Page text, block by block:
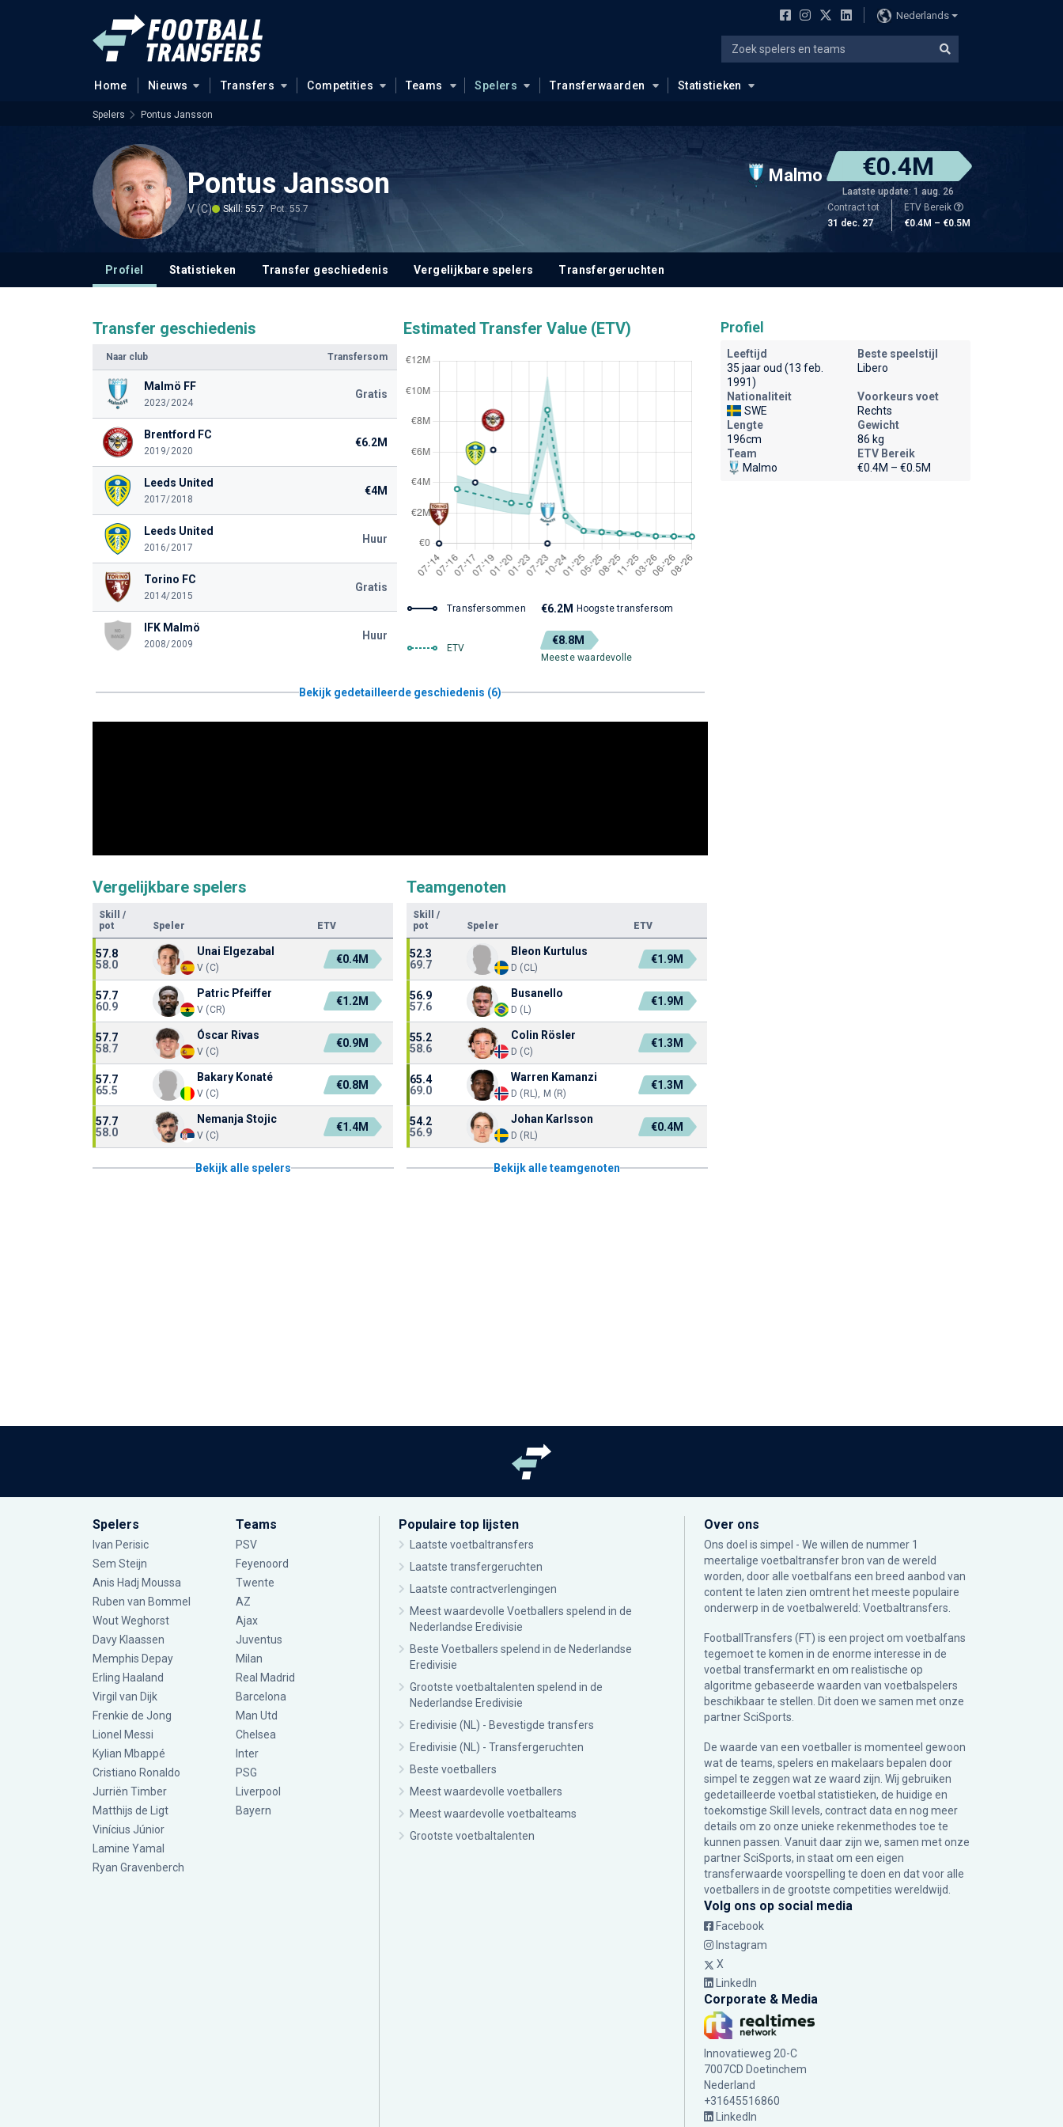
Nederlands
Home Nieuws Transfers Competities Teams Spelers Transferwaarden Statistieken
Spelers Pontus Jansson
Pontus Jansson
V (C) Skill: 55.7 Pot: 55.7
Malmo €0.4M
Laatste update: 1 aug. 26
Contract tot
31 dec. 27
ETV Bereik
€0.4M – €0.5M
Profiel Statistieken Transfer geschiedenis Vergelijkbare spelers Transfergeruchten
Transfer geschiedenis
Naar club Transfersom
Malmö FF
2023/2024
Gratis
Brentford FC
2019/2020
€6.2M
Leeds United
2017/2018
€4M
Leeds United
2016/2017
Huur
Torino FC
2014/2015
Gratis
IFK Malmö
2008/2009
Huur
Estimated Transfer Value (ETV)
Transfersommen €6.2M Hoogste transfersom
ETV
€8.8M
Meeste waardevolle
Bekijk gedetailleerde geschiedenis (6)
Vergelijkbare spelers
Skill
/
pot
Speler ETV
57.8
58.0
Unai Elgezabal
V (C)
€0.4M
57.7
60.9
Patric Pfeiffer
V (CR)
€1.2M
57.7
58.7
Óscar Rivas
V (C)
€0.9M
57.7
65.5
Bakary Konaté
V (C)
€0.8M
57.7
58.0
Nemanja Stojic
V (C)
€1.4M
Bekijk alle spelers
Teamgenoten
Skill
/
pot
Speler ETV
52.3
69.7
Bleon Kurtulus
D (CL)
€1.9M
56.9
57.6
Busanello
D (L)
€1.9M
55.2
58.6
Colin Rösler
D (C)
€1.3M
65.4
69.0
Warren Kamanzi
D (RL), M (R)
€1.3M
54.2
56.9
Johan Karlsson
D (RL)
€0.4M
Bekijk alle teamgenoten
Profiel
Leeftijd
35 jaar oud (13 feb.
1991)
Beste speelstijl
Libero
Nationaliteit
SWE
Voorkeurs voet
Rechts
Lengte
196cm
Gewicht
86 kg
Team
Malmo
ETV Bereik
€0.4M – €0.5M
Spelers
Ivan Perisic
Sem Steijn
Anis Hadj Moussa
Ruben van Bommel
Wout Weghorst
Davy Klaassen
Memphis Depay
Erling Haaland
Virgil van Dijk
Frenkie de Jong
Lionel Messi
Kylian Mbappé
Cristiano Ronaldo
Jurriën Timber
Matthijs de Ligt
Vinícius Júnior
Lamine Yamal
Ryan Gravenberch
Teams
PSV
Feyenoord
Twente
AZ
Ajax
Juventus
Milan
Real Madrid
Barcelona
Man Utd
Chelsea
Inter
PSG
Liverpool
Bayern
Populaire top lijsten
Laatste voetbaltransfers
Laatste transfergeruchten
Laatste contractverlengingen
Meest waardevolle Voetballers spelend in de
Nederlandse Eredivisie
Beste Voetballers spelend in de Nederlandse
Eredivisie
Grootste voetbaltalenten spelend in de
Nederlandse Eredivisie
Eredivisie (NL) - Bevestigde transfers
Eredivisie (NL) - Transfergeruchten
Beste voetballers
Meest waardevolle voetballers
Meest waardevolle voetbalteams
Grootste voetbaltalenten
Over ons
Ons doel is simpel - We willen de nummer 1
meertalige voetbaltransfer bron van de wereld
worden, door alle voetbalfans een breed aanbod van
content te laten zien omtrent het meeste populaire
onderwerp in de voetbalwereld: Voetbaltransfers.
FootballTransfers (FT) is een project om voetbalfans
tegemoet te komen in de enorme interesse in de
voetbal transfermarkt en om realistische op
algoritme gebaseerde waarden van voetbalspelers
beschikbaar te stellen. Dit doen we samen met onze
partnerSciSports
De waarde van een voetballer is momenteel gewoon
wat de teams, spelers en makelaars bepalen door
simpel te zeggen wat ze waard zijn. Wij gebruiken
gedetailleerde voetbal statistieken, de huidige en
toekomstige Skill levels, contract data en nog meer
details om zo onze unieke rekenmethodes toe te
kunnen passen. Vanuit daar zijn we, samen met onze
partner SciSports, in staat om een eigen
transferwaarde voorspelling te doen en dat voor alle
voetballers in de grootste competities wereldwijd.
Volg ons op social media
Facebook
Instagram
X
LinkedIn
Corporate & Media
Innovatieweg 20-C
7007CD Doetinchem
Nederland
+31645516860
LinkedIn